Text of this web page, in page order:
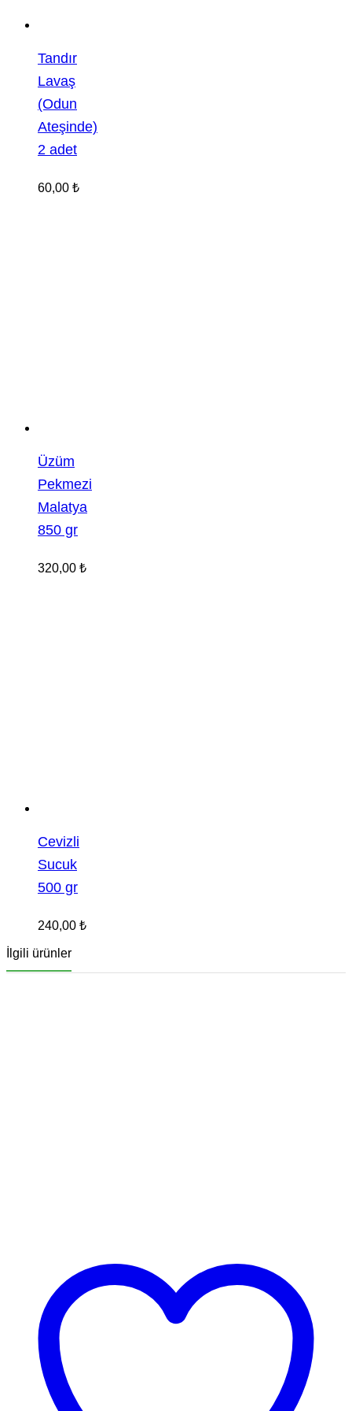
Tandır
Lavaş
(Odun
Ateşinde)
2 adet
60,00 ₺
Üzüm
Pekmezi
Malatya
850 gr
320,00 ₺
Cevizli
Sucuk
500 gr
240,00 ₺
İlgili ürünler